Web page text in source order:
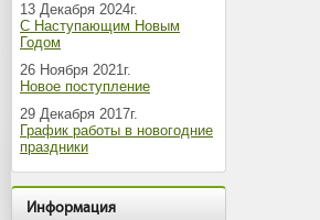
13 Декабря 2024г.
С Наступающим Новым
Годом
26 Ноября 2021г.
Новое поступление
29 Декабря 2017г.
График работы в новогодние
праздники
Информация